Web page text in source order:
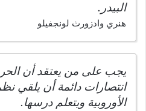
البيدر.
هنري وادزورث لونجفيلو
يجب على من يعتقد أن
انتصارات دائمة أن يلقي
الأوروبية ويتعلم درسها.